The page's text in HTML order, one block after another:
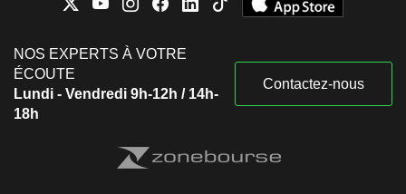
NOS EXPERTS À VOTRE
ÉCOUTE
Lundi - Vendredi 9h-12h / 14h-
18h
Contactez-nous